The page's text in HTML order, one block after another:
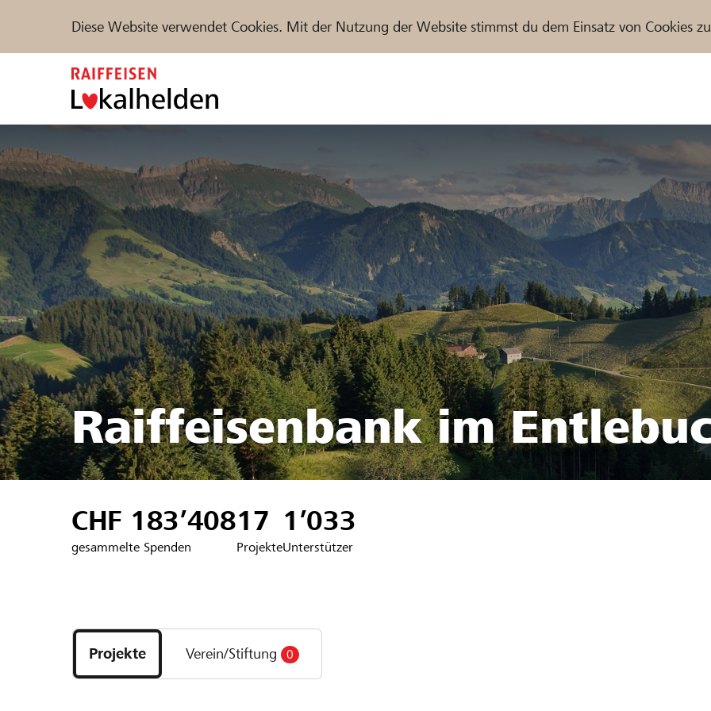
Diese Website verwendet Cookies. Mit der Nutzung der Website stimmst du dem Einsatz von Cookies
Unterstützen Hilfe & Support
Projekte und Organisationen finden
DE FR IT
Raiffeisenbank im
CHF 183’408
gesammelte Spenden
17
Projekte
1’033
Unterstützer
Projekte
und
Organisationen
Projekte Verein/Stiftung 0